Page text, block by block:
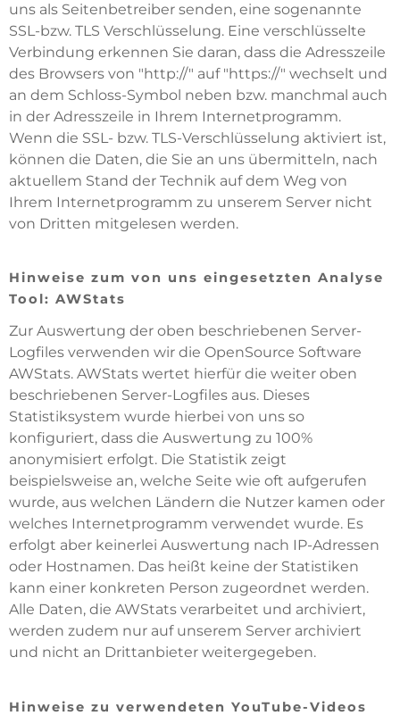
uns als Seitenbetreiber senden, eine sogenannte
SSL-bzw. TLS Verschlüsselung. Eine verschlüsselte
Verbindung erkennen Sie daran, dass die Adresszeile
des Browsers von "http://" auf "https://" wechselt und
an dem Schloss-Symbol neben bzw. manchmal auch
in der Adresszeile in Ihrem Internetprogramm.
Wenn die SSL- bzw. TLS-Verschlüsselung aktiviert ist,
können die Daten, die Sie an uns übermitteln, nach
aktuellem Stand der Technik auf dem Weg von
Ihrem Internetprogramm zu unserem Server nicht
von Dritten mitgelesen werden.
Hinweise zum von uns eingesetzten Analyse
Tool: AWStats
Zur Auswertung der oben beschriebenen Server-
Logfiles verwenden wir die OpenSource Software
AWStats. AWStats wertet hierfür die weiter oben
beschriebenen Server-Logfiles aus. Dieses
Statistiksystem wurde hierbei von uns so
konfiguriert, dass die Auswertung zu 100%
anonymisiert erfolgt. Die Statistik zeigt
beispielsweise an, welche Seite wie oft aufgerufen
wurde, aus welchen Ländern die Nutzer kamen oder
welches Internetprogramm verwendet wurde. Es
erfolgt aber keinerlei Auswertung nach IP-Adressen
oder Hostnamen. Das heißt keine der Statistiken
kann einer konkreten Person zugeordnet werden.
Alle Daten, die AWStats verarbeitet und archiviert,
werden zudem nur auf unserem Server archiviert
und nicht an Drittanbieter weitergegeben.
Hinweise zu verwendeten YouTube-Videos